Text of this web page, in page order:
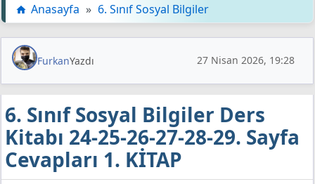
Anasayfa » 6. Sınıf Sosyal Bilgiler
FurkanYazdı 27 Nisan 2026, 19:28
6. Sınıf Sosyal Bilgiler Ders
Kitabı 24-25-26-27-28-29. Sayfa
Cevapları 1. KİTAP